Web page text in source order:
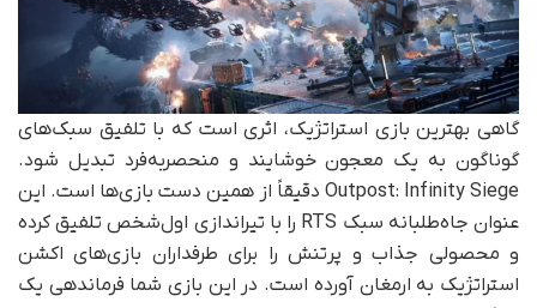
گاهی بهترین بازی استراتژیک، اثری است که با تلفیق سبک‌های
گوناگون به یک معجون خوشایند و منحصربه‌فرد تبدیل شود.
Outpost: Infinity Siege دقیقاً از همین دست بازی‌ها است. این
عنوان جاه‌طلبانه سبک RTS را با تیراندازی اول‌شخص تلفیق کرده
و محصولی جذاب و پرتنش را برای طرفداران بازی‌های اکشن
استراتژیک به ارمغان آورده است. در این بازی شما فرماندهی یک